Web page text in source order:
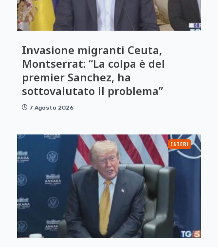
Invasione migranti Ceuta,
Montserrat: “La colpa è del
premier Sanchez, ha
sottovalutato il problema”
7 Agosto 2026
ESTERI